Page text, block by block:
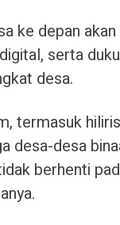
ke depan
serta
desa.
termasuk
desa-desa
berhenti